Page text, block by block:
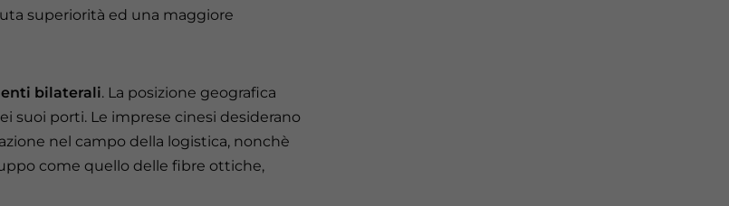
superiorità ed una maggiore
bilaterali. La posizione geografica
suoi porti. Le imprese cinesi desiderano
nel campo della logistica, nonchè
come quello delle fibre ottiche,